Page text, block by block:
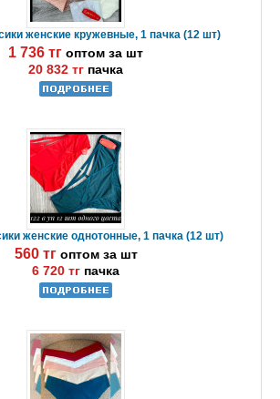
женские кружевные, 1 пачка (12 шт)
1 736 тг оптом за шт
20 832 тг пачка
женские однотонные, 1 пачка (12 шт)
560 тг оптом за шт
6 720 тг пачка